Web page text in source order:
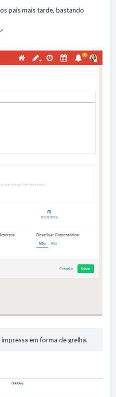
pais mais tarde, bastando
em forma de grelha.